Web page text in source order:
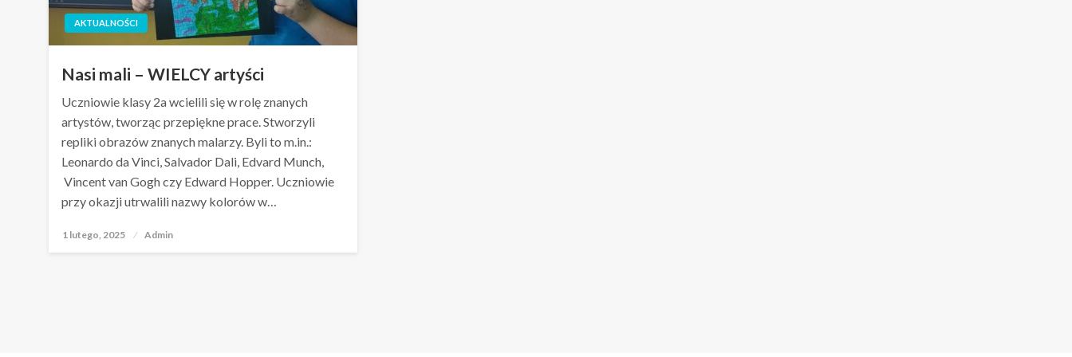
AKTUALNOŚCI
Nasi mali – WIELCY artyści
Uczniowie klasy 2a wcielili się w rolę znanych
artystów, tworząc przepiękne prace. Stworzyli
repliki obrazów znanych malarzy. Byli to m.in.:
Leonardo da Vinci, Salvador Dali, Edvard Munch,
Vincent van Gogh czy Edward Hopper. Uczniowie
przy okazji utrwalili nazwy kolorów w…
Opublikowane
1 lutego, 2025 Admin